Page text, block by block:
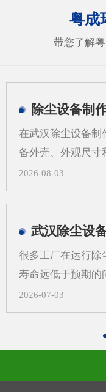
粤成
带您了解
在武汉除尘设备制
备外壳、外观尺寸
过滤方式、管道走
看似推进很快，实
来说，粉尘类型、
更需要从系统角度
看“壳体先行”。
声上升。2.管道布
后，管道接口、检
2026-08-03
很多工厂在运行除
寿命远低于预期的
日常运维的成本，
除尘设备厂家在长
很多用户会把问
换不同品牌的滤袋
分布不均引发的
2026-07-03